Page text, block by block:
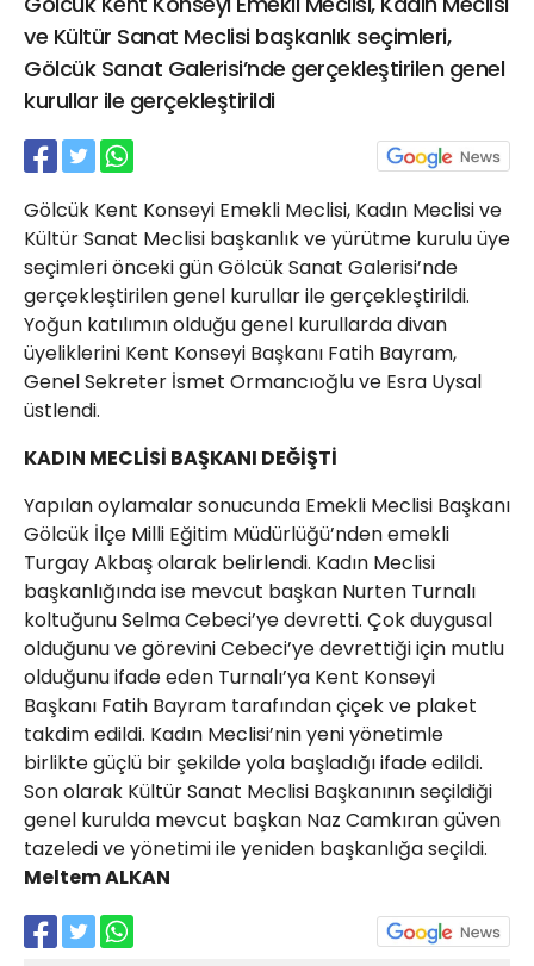
ve Kültür Sanat Meclisi başkanlık seçimleri,
Gölcük Sanat Galerisi’nde gerçekleştirilen genel
kurullar ile gerçekleştirildi
Gölcük Kent Konseyi Emekli Meclisi, Kadın Meclisi ve
Kültür Sanat Meclisi başkanlık ve yürütme kurulu üye
seçimleri önceki gün Gölcük Sanat Galerisi’nde
gerçekleştirilen genel kurullar ile gerçekleştirildi.
Yoğun katılımın olduğu genel kurullarda divan
üyeliklerini Kent Konseyi Başkanı Fatih Bayram,
Genel Sekreter İsmet Ormancıoğlu ve Esra Uysal
üstlendi.
KADIN MECLİSİ BAŞKANI DEĞİŞTİ
Yapılan oylamalar sonucunda Emekli Meclisi Başkanı
Gölcük İlçe Milli Eğitim Müdürlüğü’nden emekli
Turgay Akbaş olarak belirlendi. Kadın Meclisi
başkanlığında ise mevcut başkan Nurten Turnalı
koltuğunu Selma Cebeci’ye devretti. Çok duygusal
olduğunu ve görevini Cebeci’ye devrettiği için mutlu
olduğunu ifade eden Turnalı’ya Kent Konseyi
Başkanı Fatih Bayram tarafından çiçek ve plaket
takdim edildi. Kadın Meclisi’nin yeni yönetimle
birlikte güçlü bir şekilde yola başladığı ifade edildi.
Son olarak Kültür Sanat Meclisi Başkanının seçildiği
genel kurulda mevcut başkan Naz Camkıran güven
tazeledi ve yönetimi ile yeniden başkanlığa seçildi.
Meltem ALKAN
21 Gölcük
02624132333
haber@golcukpostasi.com